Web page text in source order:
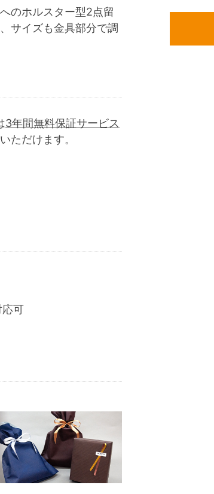
のホルスター型2点留
サイズも金具部分で調
3年間無料保証サービス
ただけます。
可